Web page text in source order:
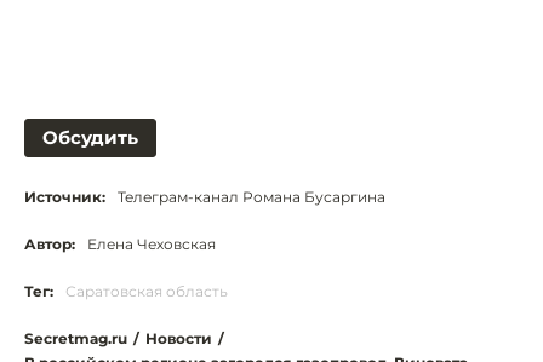
Обсудить
Источник: Телеграм-канал Романа Бусаргина
Автор: Елена Чеховская
Тег: Саратовская область
Secretmag.ru / Новости /